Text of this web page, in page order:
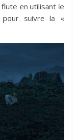
flute en utilisant le
pour suivre la «